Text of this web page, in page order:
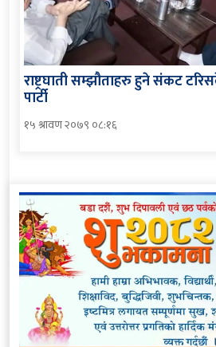
राष्ट्रघाती सम्झौताहरु हुने संकट
पार्टी
१५ श्रावण २०७९ ०८:१६